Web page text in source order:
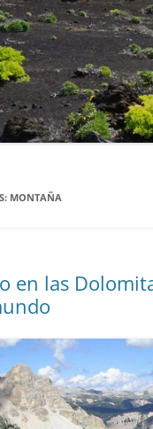
MONTAÑA
en las